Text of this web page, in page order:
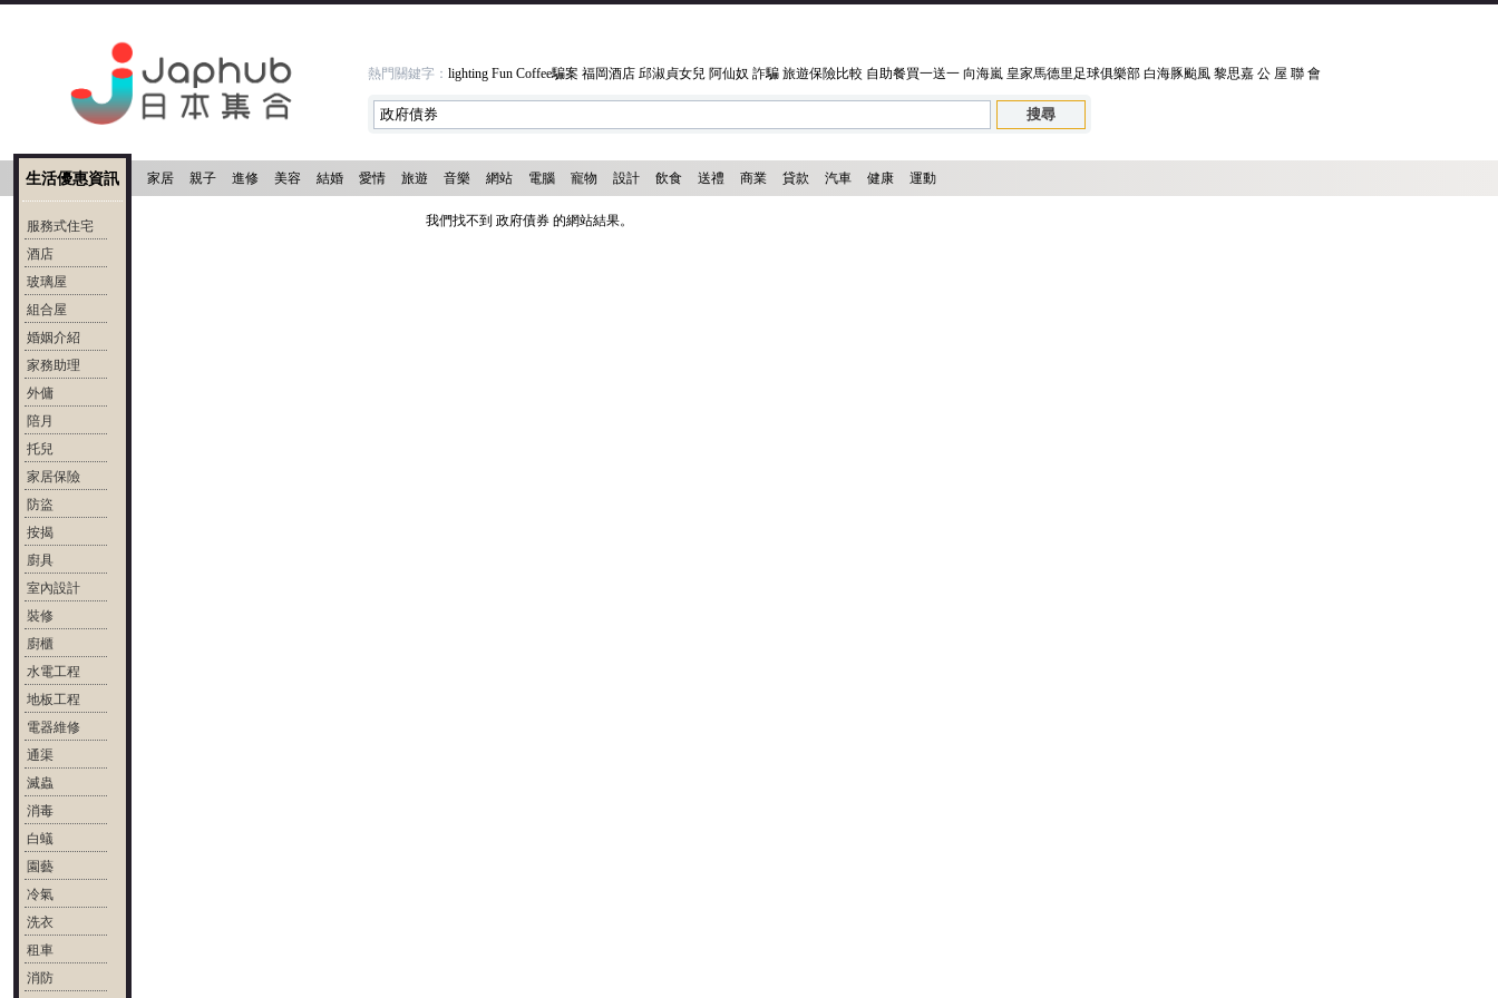
熱門關鍵字： lighting Fun Coffee騙案 福岡酒店 邱淑貞女兒 阿仙奴 詐騙 旅遊保險比較 自助餐買一送一 向海嵐 皇家馬德里足球俱樂部 白海豚颱風 黎思嘉 公 屋 聯 會
家居 親子 進修 美容 結婚 愛情 旅遊 音樂 網站 電腦 寵物 設計 飲食 送禮 商業 貸款 汽車 健康 運動
生活優惠資訊
服務式住宅
酒店
玻璃屋
組合屋
婚姻介紹
家務助理
外傭
陪月
托兒
家居保險
防盜
按揭
廚具
室內設計
裝修
廚櫃
水電工程
地板工程
電器維修
通渠
滅蟲
消毒
白蟻
園藝
冷氣
洗衣
租車
消防
我們找不到 政府債券 的網站結果。